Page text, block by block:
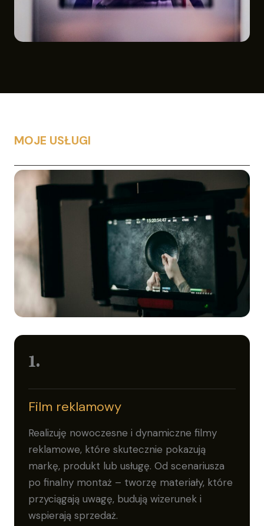
MOJE USŁUGI
1.
Film reklamowy
Realizuję nowoczesne i dynamiczne filmy
reklamowe, które skutecznie pokazują
markę, produkt lub usługę. Od scenariusza
po finalny montaż – tworzę materiały, które
przyciągają uwagę, budują wizerunek i
wspierają sprzedaż.